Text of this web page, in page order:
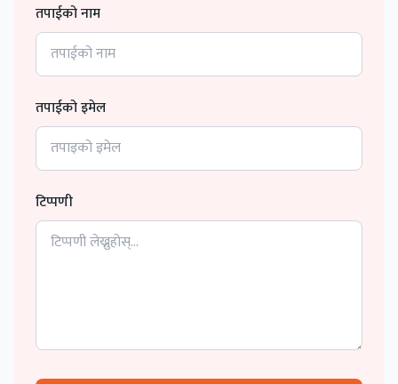
तपाईको नाम
तपाईको इमेल
टिप्पणी